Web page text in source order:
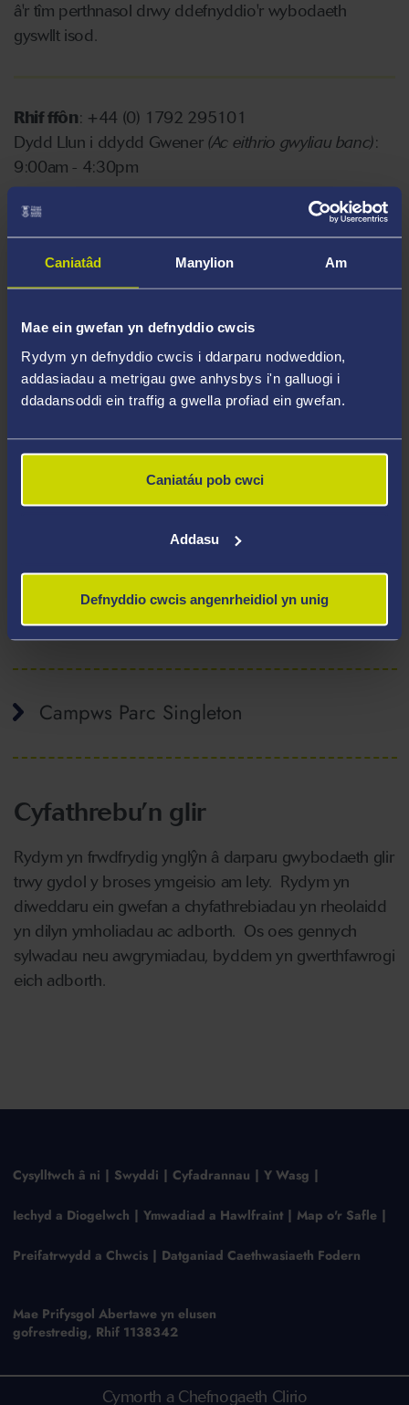
Caniatâd Manylion Am
Mae ein gwefan yn defnyddio cwcis
Rydym yn defnyddio cwcis i ddarparu nodweddion,
addasiadau a metrigau gwe anhysbys i'n galluogi i
ddadansoddi ein traffig a gwella profiad ein gwefan.
Caniatáu pob cwci
Addasu
Defnyddio cwcis angenrheidiol yn unig
Cymorth a Chefnogaeth Clirio
â'r tîm perthnasol drwy ddefnyddio'r wybodaeth
gyswllt isod.
Rhif ffôn: +44 (0) 1792 295101
Dydd Llun i ddydd Gwener (Ac eithrio gwyliau banc):
9:00am - 4:30pm
E-bost
Ymholiadau cyllid
Archebu Apwyntiad Wyneb yn Wyneb
Sgwrs Fyw Cyllid
Rhowch eich Rhif Myfyriwr bob tro y byddwch chi'n
Manylion cyswllt ar y safle
Tŷ Beck
Campws Parc Singleton
Cyfathrebu’n glir
Rydym yn frwdfrydig ynglŷn â darparu gwybodaeth glir
trwy gydol y broses ymgeisio am lety. Rydym yn
diweddaru ein gwefan a chyfathrebiadau yn rheolaidd
yn dilyn ymholiadau ac adborth. Os oes gennych
sylwadau neu awgrymiadau, byddem yn gwerthfawrogi
eich adborth.
Cysylltwch â ni Swyddi Cyfadrannau Y Wasg
Iechyd a Diogelwch Ymwadiad a Hawlfraint Map o'r Safle
Preifatrwydd a Chwcis Datganiad Caethwasiaeth Fodern
Mae Prifysgol Abertawe yn elusen
gofrestredig, Rhif 1138342